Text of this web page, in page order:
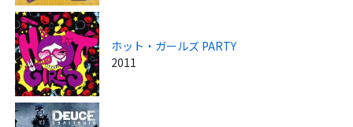
ホット・ガールズ PARTY
2011